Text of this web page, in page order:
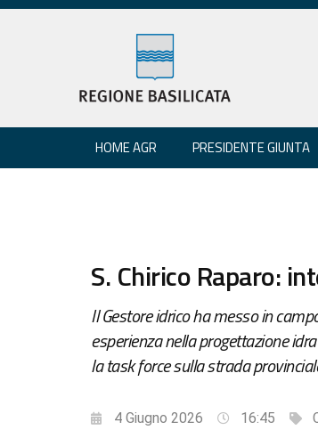
HOME AGR PRESIDENTE GIUNTA
S. Chirico Raparo:
Il Gestore idrico ha messo in
esperienza nella progettazione
la task force sulla strada
4 Giugno 2026 16:45